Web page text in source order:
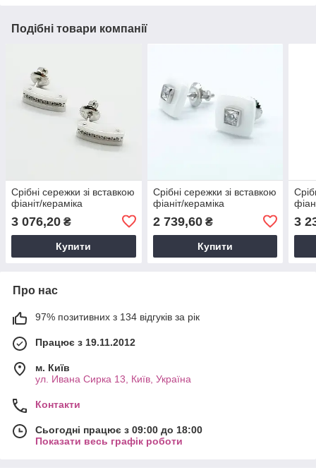
Подібні товари компанії
Срібні сережки зі вставкою
фіаніт/кераміка
3 076,20 ₴
Купити
Срібні сережки зі вставкою
фіаніт/кераміка
2 739,60₴
Купити
3
Про нас
97% позитивних з 134 відгуків за рік
Працює з 19.11.2012
м. Київ
ул. Ивана Сирка 13, Київ, Україна
Контакти
Сьогодні працює з 09:00 до 18:00
Показати весь графік роботи